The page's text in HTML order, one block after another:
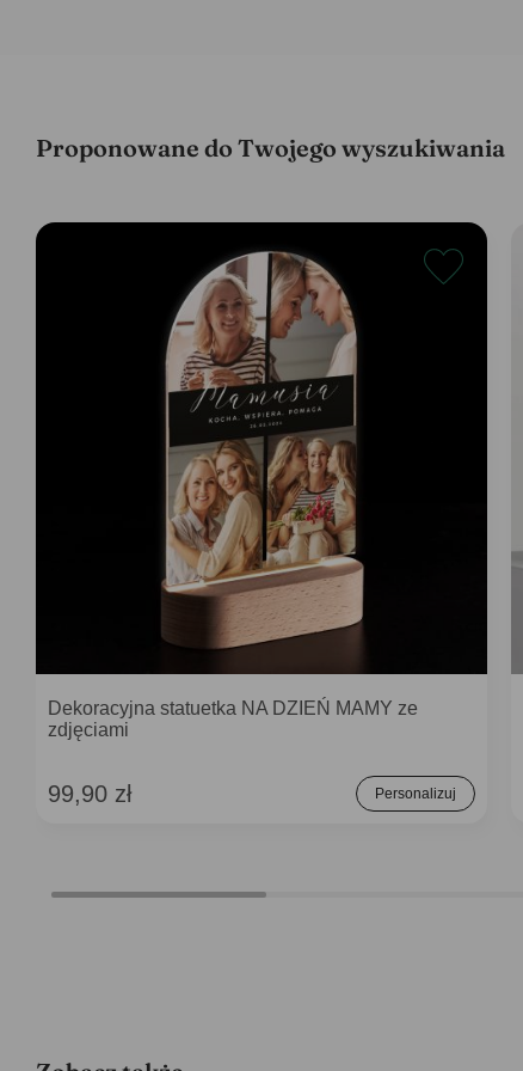
Proponowane do Twojego wyszukiwania
Dekoracyjna statuetka NA DZIEŃ MAMY ze
zdjęciami
99,90 zł Personalizuj